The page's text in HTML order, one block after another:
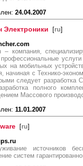
24.04.2007
Электроники [ru]
– компания,
профессиональные
на мобильных
начиная с Технико-
следует разработка
полного
Массового
11.01.2007
[ru]
источников
систем